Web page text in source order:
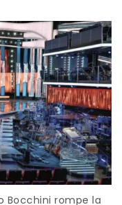
Bocchini rompe la